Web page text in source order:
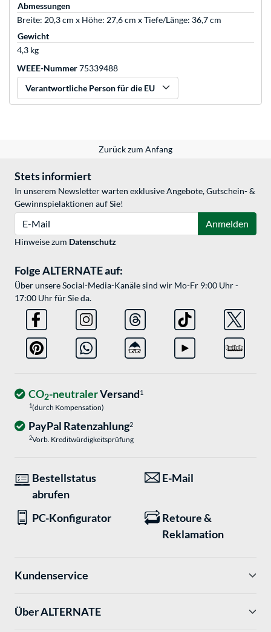
Abmessungen
Breite: 20,3 cm x Höhe: 27,6 cm x Tiefe/Länge: 36,7 cm
Gewicht
4,3 kg
WEEE-Nummer75339488
Verantwortliche Person für die EU
Zurück zum Anfang
Stets informiert
In unserem Newsletter warten exklusive Angebote, Gutschein- &
Gewinnspielaktionen auf Sie!
Anmelden
Hinweise zum Datenschutz
Folge ALTERNATE auf:
Über unsere Social-Media-Kanäle sind wir Mo-Fr 9:00 Uhr -
17:00 Uhr für Sie da.
CO2-neutralerVersand1
1(durch Kompensation)
PayPal Ratenzahlung2
2Vorb. Kreditwürdigkeitsprüfung
Bestellstatus
abrufen
E-Mail
PC-Konfigurator
Retoure &
Reklamation
Kundenservice
Über ALTERNATE